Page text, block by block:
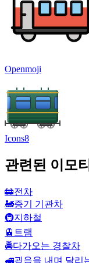
Openmoji
Icons8
관련된 이모
🚋전차
🚂증기 기관차
🚇지하철
🚊 트램
🚔다가오는 경찰차
🚅굉음을 내며 달리